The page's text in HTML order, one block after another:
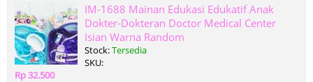
IM-1688 Mainan Edukasi Edukatif Anak
Dokter-Dokteran Doctor Medical Center
Isian Warna Random
Stock:Tersedia
SKU:
Rp 32.500